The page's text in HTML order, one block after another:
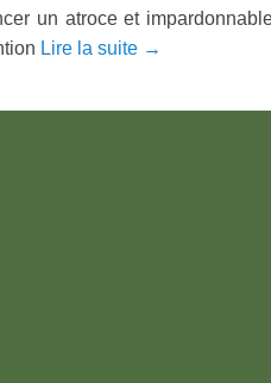
un atroce et
Lire la suite →